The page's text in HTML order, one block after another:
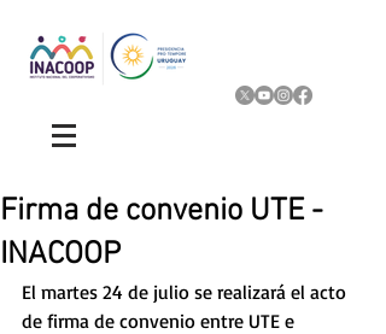
Firma de convenio UTE -
INACOOP
El martes 24 de julio se realizará el acto
de firma de convenio entre UTE e